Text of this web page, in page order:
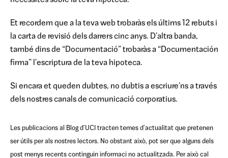
Et recordem que a la teva web trobaràs els últims 12 rebuts i
la carta de revisió dels darrers cinc anys. D'altra banda,
també dins de “Documentació” trobaràs a “Documentación
firma” l'escriptura de la teva hipoteca.
Si encara et queden dubtes, no dubtis a escriure'ns a través
dels nostres canals de comunicació corporatius.
Les publicacions al Blog d'UCI tracten temes d'actualitat que pretenen
ser útils per als nostres lectors. No obstant això, pot ser que alguns dels
post menys recents continguin informaci no actualitzada. Per això cal